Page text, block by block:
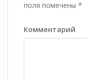
поля помечены *
Комментарий